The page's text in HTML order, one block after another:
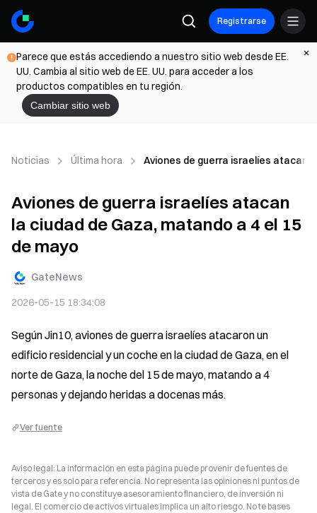
Registrarse
Parece que estás accediendo a nuestro sitio web desde EE.
UU. Cambia al sitio web de EE. UU. para acceder a los
productos compatibles en tu región.
Cambiar sitio web
Noticias Última hora Aviones de guerra israelíes atacan
Aviones de guerra israelíes atacan
la ciudad de Gaza, matando a 4 el 15
de mayo
GateNews
2026-05-15 18:34:08
Según Jin10, aviones de guerra israelíes atacaron un
edificio residencial y un coche en la ciudad de Gaza, en el
norte de Gaza, la noche del 15 de mayo, matando a 4
personas y dejando heridas a docenas más.
Ver fuente
Aviso legal: La información en esta página puede provenir de fuentes de
terceros y es solo para referencia. No representa las opiniones ni puntos de
vista de Gate y no constituye asesoramiento financiero, de inversión ni
legal. El comercio de activos virtuales implica un alto riesgo. No te bases